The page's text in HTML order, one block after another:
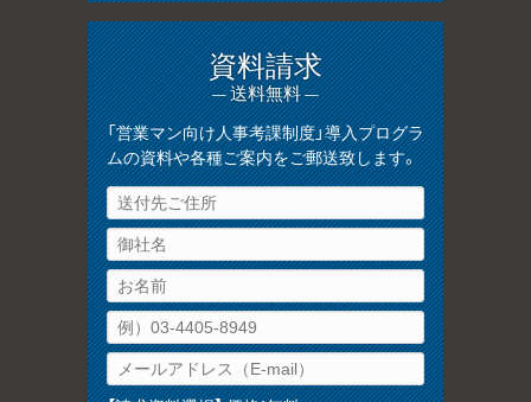
資料請求
— 送料無料 —
「営業マン向け人事考課制度」導入プログラ
ムの資料や各種ご案内をご郵送致します。